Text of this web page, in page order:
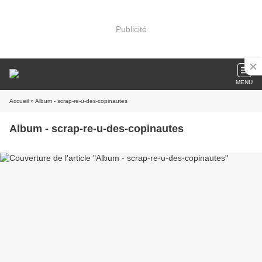
Publicité
MENU
Accueil » Album - scrap-re-u-des-copinautes
Album - scrap-re-u-des-copinautes